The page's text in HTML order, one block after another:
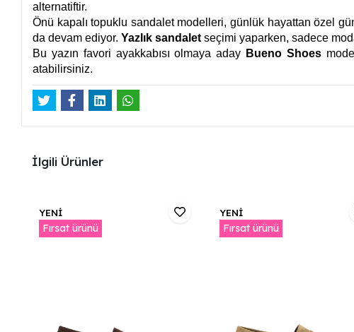
alternatiftir.
Önü kapalı topuklu sandalet modelleri, günlük hayattan özel
da devam ediyor.Yazlık sandalet seçimi yaparken, sadece
Bu yazın favori ayakkabısı olmaya aday Bueno Shoes
atabilirsiniz.
İlgili Ürünler
YENİ
Fırsat ürünü
YENİ
Fırsat ürünü